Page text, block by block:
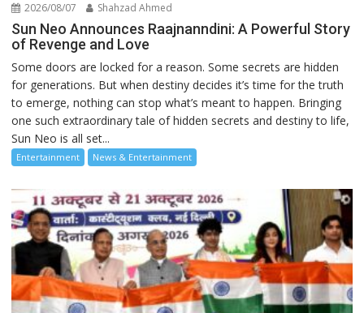
2026/08/07 Shahzad Ahmed
Sun Neo Announces Raajnanndini: A Powerful Story
of Revenge and Love
Some doors are locked for a reason. Some secrets are hidden
for generations. But when destiny decides it’s time for the truth
to emerge, nothing can stop what’s meant to happen. Bringing
one such extraordinary tale of hidden secrets and destiny to life,
Sun Neo is all set...
Entertainment News & Entertainment